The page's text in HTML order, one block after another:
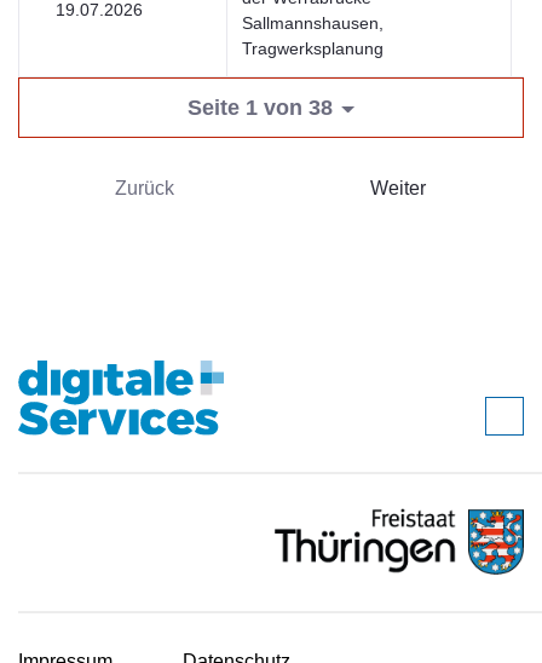
19.07.2026
Sallmannshausen,
Tragwerksplanung
Seite 1 von 38
Zurück Weiter